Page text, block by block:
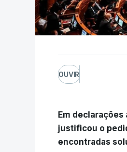
OUVIR
Em
justificou o
encontradas